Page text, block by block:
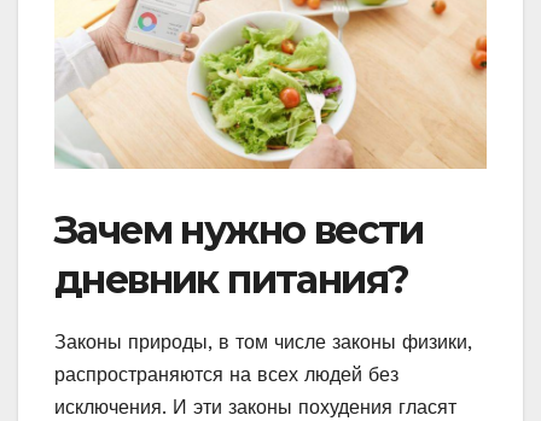
Зачем нужно вести
дневник питания?
Законы природы, в том числе законы физики,
распространяются на всех людей без
исключения. И эти законы похудения гласят